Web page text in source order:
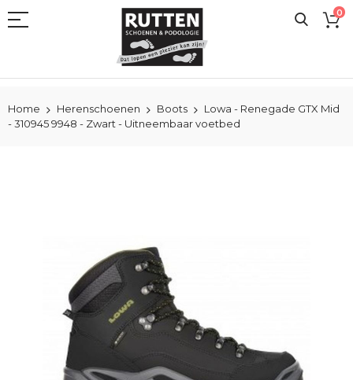
naar
0
Home Herenschoenen Boots
Lowa - Renegade GTX Mid
- 310945 9948 - Zwart - Uitneembaar voetbed